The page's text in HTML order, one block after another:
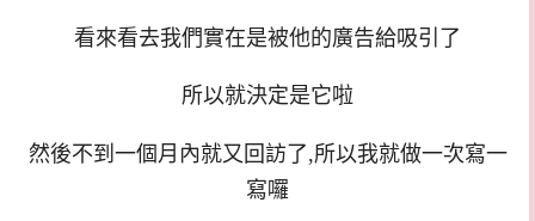
看來看去我們實在是被他的廣告給吸引了
所以就決定是它啦
然後不到一個月內就又回訪了,所以我就做一次寫一
寫囉